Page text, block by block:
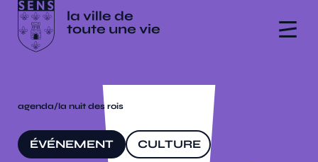
agenda/la nuit des rois
ÉVÉNEMENT CULTURE